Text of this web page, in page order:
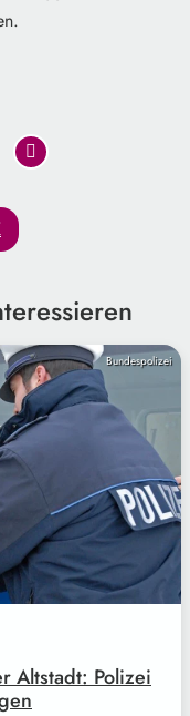
Bundespolizei
Altstadt: Polizei